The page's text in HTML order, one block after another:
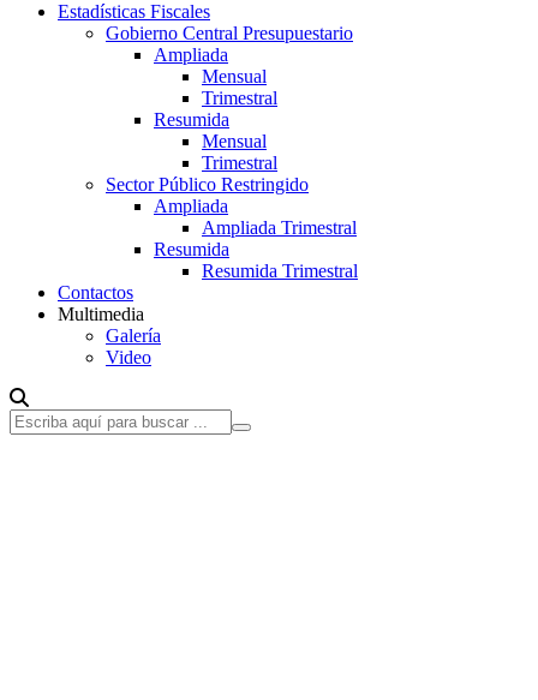
Estadísticas Fiscales
Gobierno Central Presupuestario
Ampliada
Mensual
Trimestral
Resumida
Mensual
Trimestral
Sector Público Restringido
Ampliada
Ampliada Trimestral
Resumida
Resumida Trimestral
Contactos
Multimedia
Galería
Video